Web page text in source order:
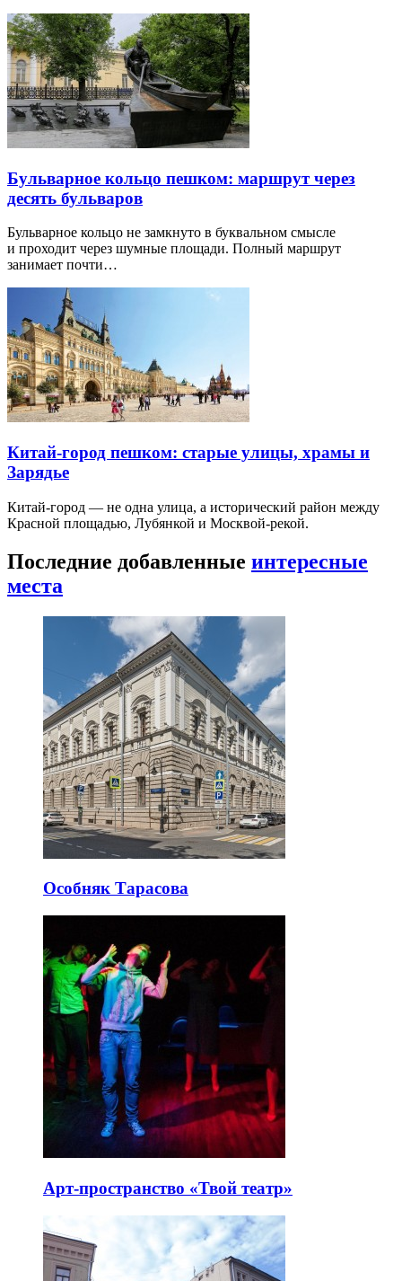
Бульварное кольцо пешком: маршрут через
десять бульваров
Бульварное кольцо не замкнуто в буквальном смысле
и проходит через шумные площади. Полный маршрут
занимает почти…
Китай-город пешком: старые улицы, храмы и
Зарядье
Китай-город — не одна улица, а исторический район между
Красной площадью, Лубянкой и Москвой-рекой.
Последние добавленные интересные
места
Особняк Тарасова
Арт-пространство «Твой театр»